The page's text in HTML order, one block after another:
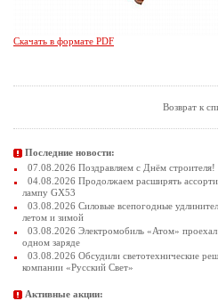
Скачать в формате PDF
Возврат к
Последние новости:
07.08.2026 Поздравляем с Днём строителя!
04.08.2026 Продолжаем расширять
лампу GX53
03.08.2026 Силовые всепогодные
летом и зимой
03.08.2026 Электромобиль «Атом»
одном заряде
03.08.2026 Обсудили светотехнические
компании «Русский Свет»
Активные акции: